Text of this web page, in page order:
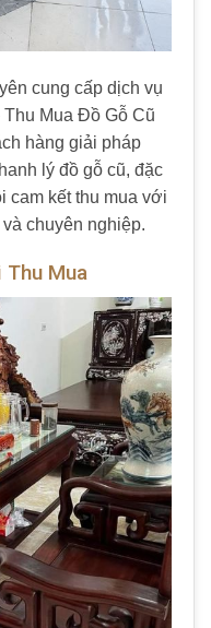
cung cấp dịch vụ
Mua Đồ Gỗ Cũ
hàng giải pháp
lý đồ gỗ cũ, đặc
cam kết thu mua với
chuyên nghiệp.
Thu Mua